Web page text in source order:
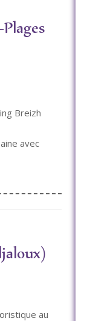
Breizh
avec
au